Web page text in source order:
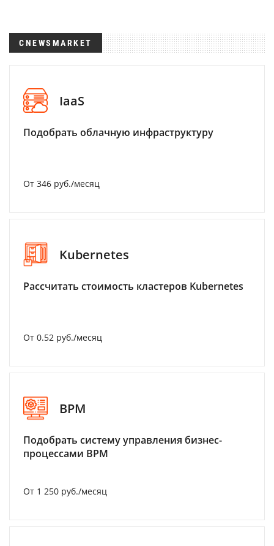
CNEWSMARKET
IaaS
Подобрать облачную инфраструктуру
От 346 руб./месяц
Kubernetes
Рассчитать стоимость кластеров Kubernetes
От 0.52 руб./месяц
BPM
Подобрать систему управления бизнес-
процессами BPM
От 1 250 руб./месяц